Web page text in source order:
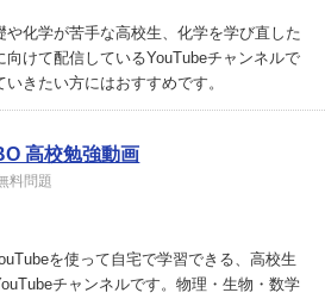
化学が苦手な高校生、化学を学び直した
けて配信しているYouTubeチャンネルで
きたい方にはおすすめです。
高校勉強動画
料問題
を使って自宅で学習できる、高校生
チャンネルです。物理・生物・数学